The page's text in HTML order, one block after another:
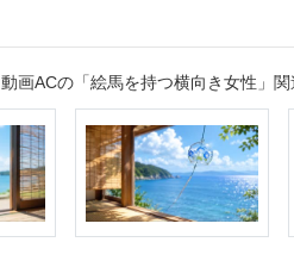
動画ACの「絵馬を持つ横向き女性」